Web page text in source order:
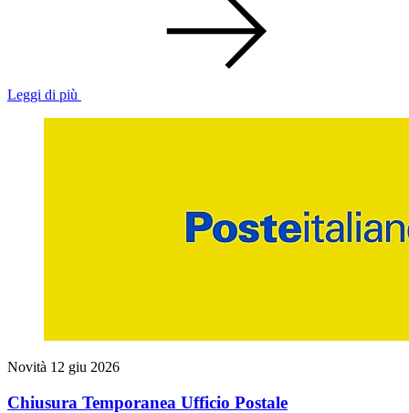
Leggi di più
Novità 12 giu 2026
Chiusura Temporanea Ufficio Postale